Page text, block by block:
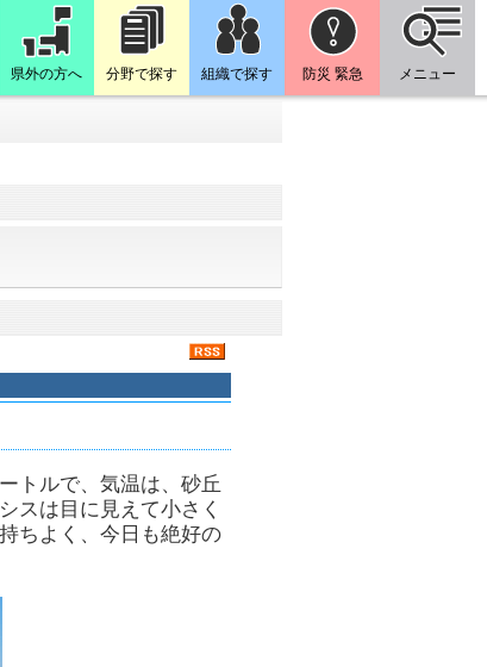
県外の方へ 分野で探す 組織で探す 防災 緊急 メニュー
トルで、気温は、砂丘
スは目に見えて小さく
ちよく、今日も絶好の